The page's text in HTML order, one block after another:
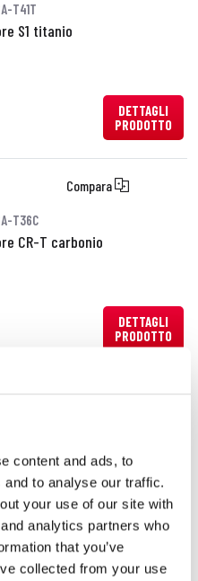
content and ads, to
to analyse our traffic.
your use of our site with
analytics partners who
that you’ve
collected from your use
T41T
S1 titanio
DETTAGLI
PRODOTTO
Compara
T36C
CR-T carbonio
DETTAGLI
PRODOTTO
T36T
CR-T titanio
DETTAGLI
PRODOTTO